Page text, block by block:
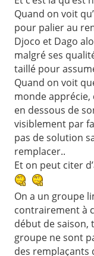
Quand on voit
pour palier au
Djoco et Dago
malgré ses
taillé pour
Quand on voit
monde
en dessous de
visiblement par
pas de solution
remplacer..
Et on peut citer
On a un groupe
contrairement à
début de saison,
groupe ne sont
des